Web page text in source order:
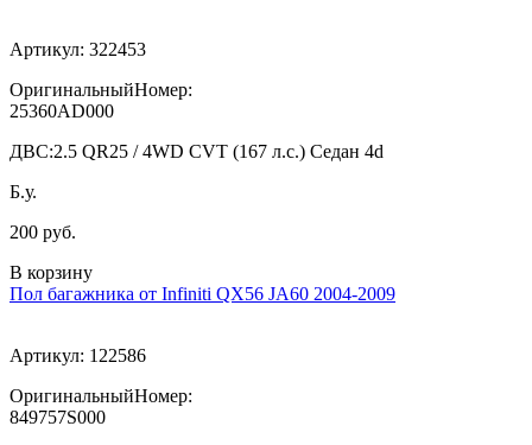
Артикул: 322453
ОригинальныйНомер:
25360AD000
ДВС:2.5 QR25 / 4WD CVT (167 л.с.) Седан 4d
Б.у.
200 руб.
В корзину
Пол багажника от Infiniti QX56 JA60 2004-2009
Артикул: 122586
ОригинальныйНомер:
849757S000